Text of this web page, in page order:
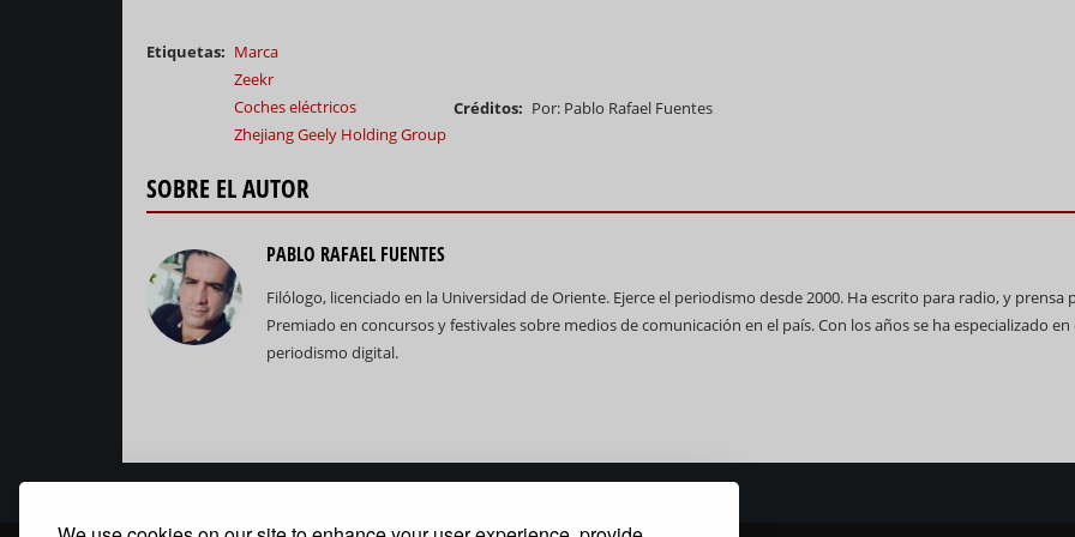
Etiquetas
Marca
Zeekr
Coches eléctricos
Zhejiang Geely Holding Group
Créditos Por: Pablo Rafael Fuentes
SOBRE EL AUTOR
PABLO RAFAEL FUENTES
Filólogo, licenciado en la Universidad de Oriente. Ejerce el periodismo desde 2000. Ha escrito para radio, y prensa
Premiado en concursos y festivales sobre medios de comunicación en el país. Con los años se ha especializado en
periodismo digital.